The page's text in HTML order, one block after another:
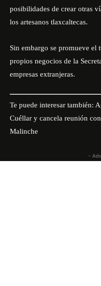
posibilidades de crear otras
los artesanos tlaxcaltecas.
Sin embargo se promueve el
propios negocios de la
empresas extranjeras.
Te puede interesar también:
Cuéllar y cancela reunión
Malinche
-